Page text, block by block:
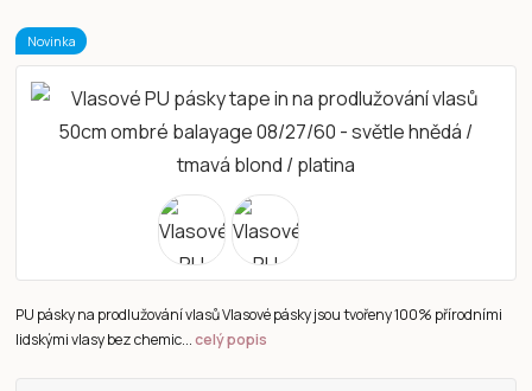
Novinka
PU pásky na prodlužování vlasů Vlasové pásky jsou tvořeny 100% přírodními
lidskými vlasy bez chemic...celý popis